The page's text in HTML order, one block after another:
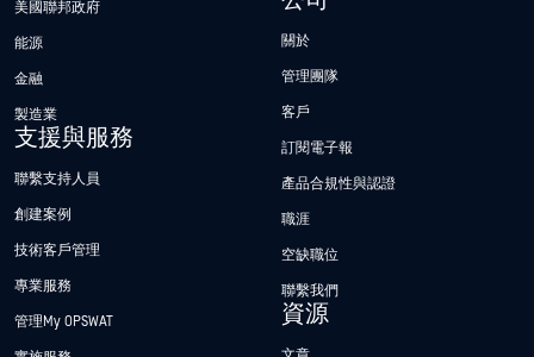
美國聯邦政府
能源
金融
製造業
支援與服務
聯繫支持人員
創建案例
技術客戶管理
專業服務
管理My OPSWAT
關於
管理團隊
客戶
訂閱電子報
產品合規性與認證
職涯
空缺職位
聯繫我們
資源